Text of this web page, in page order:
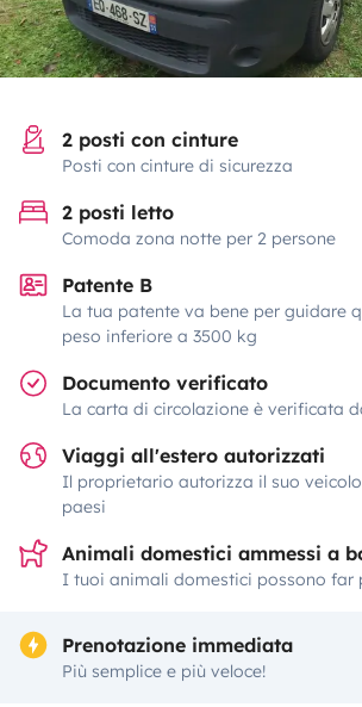
2 posti con cinture
Posti con cinture di sicurezza
2 posti letto
Comoda zona notte per 2 persone
Patente B
La tua patente va bene per guidare
peso inferiore a 3500 kg
Documento verificato
La carta di circolazione è verificata
Viaggi all'estero autorizzati
Il proprietario autorizza il suo
paesi
Animali domestici ammessi a
I tuoi animali domestici possono far
Prenotazione immediata
Più semplice e più veloce!